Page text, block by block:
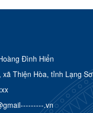
Đình Hiển
xã Thiện Hòa, tỉnh Lạng
.vn